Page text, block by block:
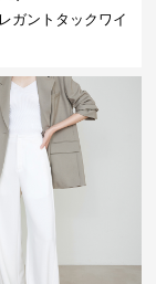
ガントタックワイ